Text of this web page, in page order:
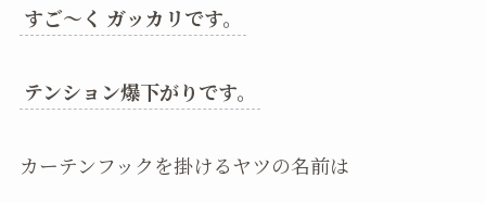
すご～く ガッカリです。
テンション爆下がりです。
カーテンフックを掛けるヤツの名前は